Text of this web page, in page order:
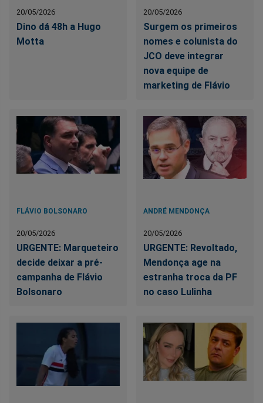
20/05/2026
Dino dá 48h a Hugo
Motta
20/05/2026
Surgem os primeiros
nomes e colunista do
JCO deve integrar
nova equipe de
marketing de Flávio
FLÁVIO BOLSONARO
20/05/2026
URGENTE: Marqueteiro
decide deixar a pré-
campanha de Flávio
Bolsonaro
ANDRÉ MENDONÇA
20/05/2026
URGENTE: Revoltado,
Mendonça age na
estranha troca da PF
no caso Lulinha